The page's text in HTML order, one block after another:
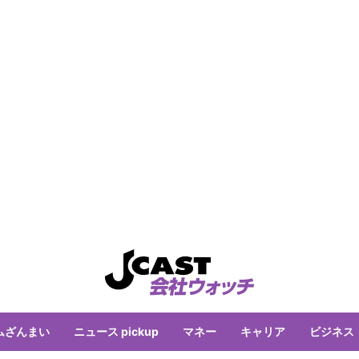
ざんまい ニュース pickup マネー キャリア ビジネス